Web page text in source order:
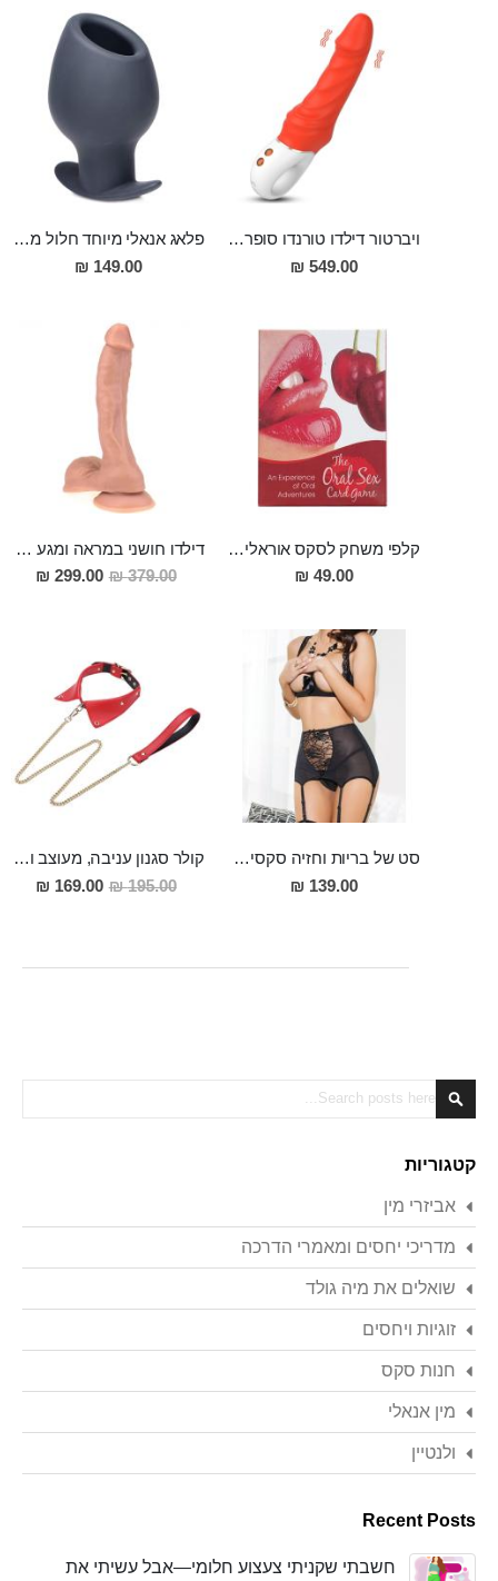
ויברטור דילדו טורנדו סופר חזק בעל 9 מצבי רטט והטענה מגנטית 23 סמ אורך 4.5 רוחב
549.00 ₪
פלאג אנאלי מיוחד חלול מקצועי מסיליקון רפואי באורך 10 ס"מ ורוחב 5.8 ס"מ Cronus
149.00 ₪
קלפי משחק לסקס אוראלי לזוגות הנועזים
49.00 ₪
דילדו חושני במראה ומגע אמיתי 24 סמ אורך 4 סמ רוחב TANE
379.00 ₪
מחיר
מבצע
299.00 ₪
סט של בריות וחזיה סקסית פתוחה מידה L Eros
139.00 ₪
קולר סגנון עניבה, מעוצב ואופנתי מעור עם רצועת שרשרת ארוכה Ares
195.00 ₪
מחיר
מבצע
169.00 ₪
Search
Search
קטגוריות
אביזרי מין
מדריכי יחסים ומאמרי הדרכה
שואלים את מיה גולד
זוגיות ויחסים
חנות סקס
מין אנאלי
ולנטיין
Recent Posts
חשבתי שקניתי צעצוע חלומי—אבל עשיתי את